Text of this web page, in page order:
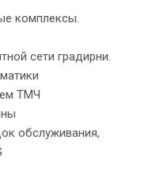
комплексы.
сети градирни.
ТМЧ
обслуживания,